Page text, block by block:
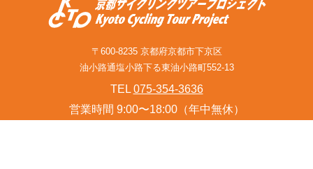
〒600-8235 京都府京都市下京区
油小路通塩小路下る東油小路町552-13
TEL 075-354-3636
営業時間 9:00〜18:00（年中無休）